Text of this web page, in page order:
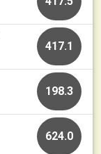
417.1
198.3
624.0